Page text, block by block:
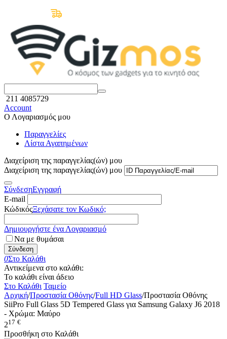
211 4085729
Account
Ο Λογαριασμός μου
Παραγγελίες
Λίστα Αγαπημένων
Διαχείριση της παραγγελίας(ών) μου
Διαχείριση της παραγγελίας(ών) μου
ΣύνδεσηΕγγραφή
E-mail
ΚώδικόςΞεχάσατε τον Κωδικό;
Δημιουργήστε ένα Λογαριασμό
Να με θυμάσαι
Σύνδεση
0Στο Καλάθι
Αντικείμενα στο καλάθι:
Το καλάθι είναι άδειο
Στο Καλάθι Ταμείο
Αρχική/Προστασία Οθόνης/Full HD Glass/Προστασία Οθόνης
SiiPro Full Glass 5D Tempered Glass για Samsung Galaxy J6 2018
- Χρώμα: Μαύρο
217 €
Προσθήκη στο Καλάθι